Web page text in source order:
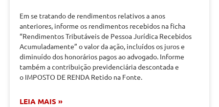
Em se tratando de rendimentos relativos a anos
anteriores, informe os rendimentos recebidos na ficha
“Rendimentos Tributáveis de Pessoa Jurídica Recebidos
Acumuladamente” o valor da ação, incluídos os juros e
diminuído dos honorários pagos ao advogado. Informe
também a contribuição previdenciária descontada e
o IMPOSTO DE RENDA Retido na Fonte.
LEIA MAIS »